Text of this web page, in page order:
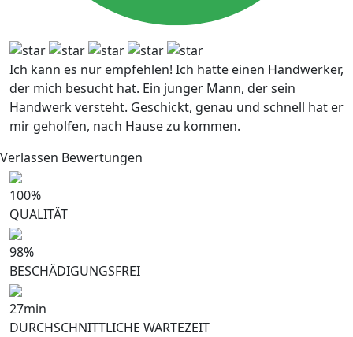
Ich kann es nur empfehlen! Ich hatte einen Handwerker,
der mich besucht hat. Ein junger Mann, der sein
Handwerk versteht. Geschickt, genau und schnell hat er
mir geholfen, nach Hause zu kommen.
Verlassen Bewertungen
100%
QUALITÄT
98%
BESCHÄDIGUNGSFREI
27min
DURCHSCHNITTLICHE WARTEZEIT